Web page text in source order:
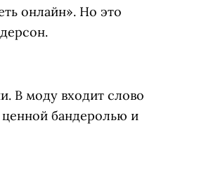
онлайн». Но это
В моду входит слово
бандеролью и